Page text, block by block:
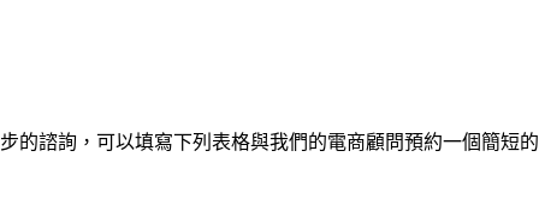
的諮詢，可以填寫下列表格與我們的電商顧問預約一個簡短